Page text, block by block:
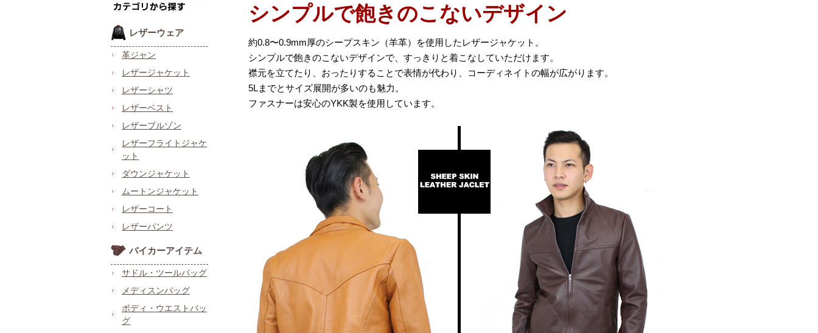
レザーウェア
革ジャン
レザージャケット
レザーシャツ
レザーベスト
レザーブルゾン
レザーフライトジャケ
ット
ダウンジャケット
ムートンジャケット
レザーコート
レザーパンツ
バイカーアイテム
サドル・ツールバッグ
メディスンバッグ
ボディ・ウエストバッ
グ
シンプルで飽きのこないデザイン
約0.8〜0.9mm厚のシープスキン（羊革）を使用したレザージャケット。
シンプルで飽きのこないデザインで、すっきりと着こなしていただけます。
襟元を立てたり、おったりすることで表情が代わり、コーディネイトの幅が広がります。
5Lまでとサイズ展開が多いのも魅力。
ファスナーは安心のYKK製を使用しています。